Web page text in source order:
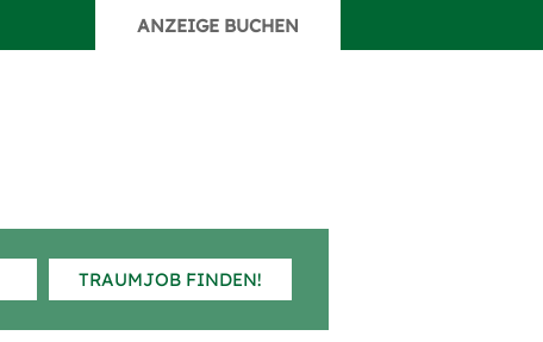
ANZEIGE BUCHEN
TRAUMJOB FINDEN!